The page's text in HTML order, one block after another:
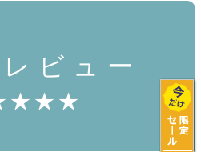
ビュー